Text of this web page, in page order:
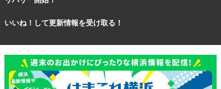
いいね！して更新情報を受け取る！